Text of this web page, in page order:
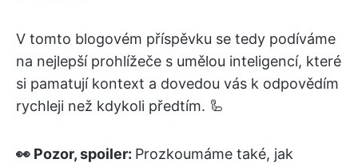
V tomto blogovém příspěvku se tedy podíváme
na nejlepší prohlížeče s umělou inteligencí, které
si pamatují kontext a dovedou vás k odpovědím
rychleji než kdykoli předtím. 🦾
👀 Pozor, spoiler: Prozkoumáme také, jak